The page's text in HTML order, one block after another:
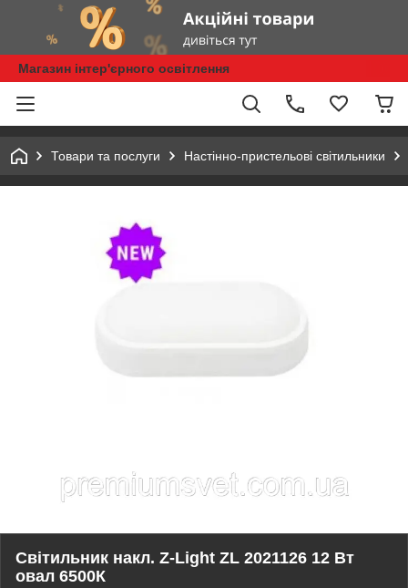
Магазин інтер'єрного освітлення
Товари та послуги Настінно-пристельові світильники
Світильник накл. Z-Light ZL 2021126 12 Вт
овал 6500К